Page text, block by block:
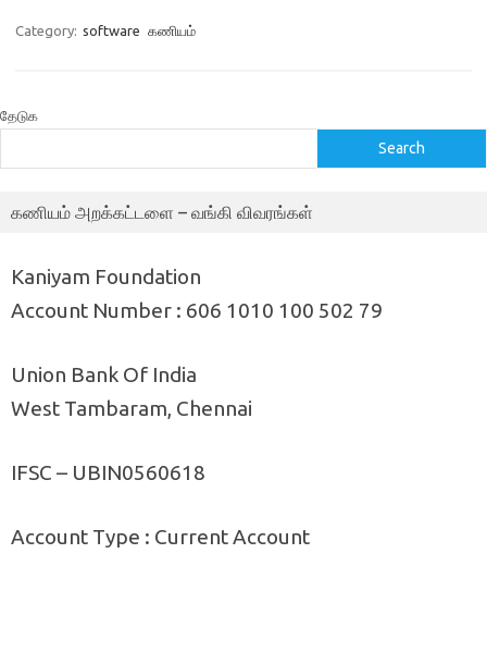
Category: software கணியம்
தேடுக
Search
கணியம் அறக்கட்டளை – வங்கி விவரங்கள்
Kaniyam Foundation
Account Number : 606 1010 100 502 79
Union Bank Of India
West Tambaram, Chennai
IFSC – UBIN0560618
Account Type : Current Account